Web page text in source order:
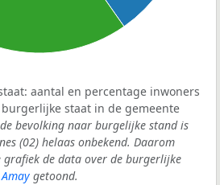
aantal en percentage inwoners
staat in de gemeente
bevolking naar burgelijke stand is
(02) helaas onbekend. Daarom
grafiek de data over de burgerlijke
getoond.